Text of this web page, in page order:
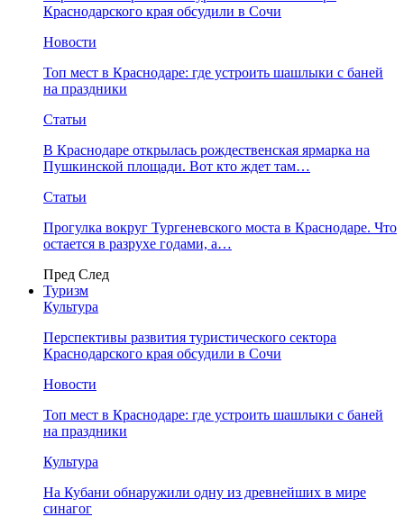
Краснодарского края обсудили в Сочи
Новости
Топ мест в Краснодаре: где устроить шашлыки с баней
на праздники
Статьи
В Краснодаре открылась рождественская ярмарка на
Пушкинской площади. Вот кто ждет там…
Статьи
Прогулка вокруг Тургеневского моста в Краснодаре. Что
остается в разрухе годами, а…
Пред След
Туризм
Культура
Перспективы развития туристического сектора
Краснодарского края обсудили в Сочи
Новости
Топ мест в Краснодаре: где устроить шашлыки с баней
на праздники
Культура
На Кубани обнаружили одну из древнейших в мире
синагог